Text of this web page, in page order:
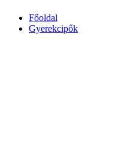
Főoldal
Gyerekcipők